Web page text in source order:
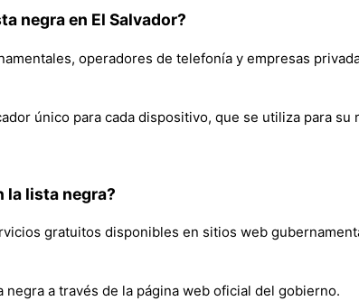
negra en El Salvador?
operadores de telefonía y empresas
único para cada dispositivo, que se utiliza para
la lista negra?
gratuitos disponibles en sitios web
negra a través de la página web oficial del gobierno.